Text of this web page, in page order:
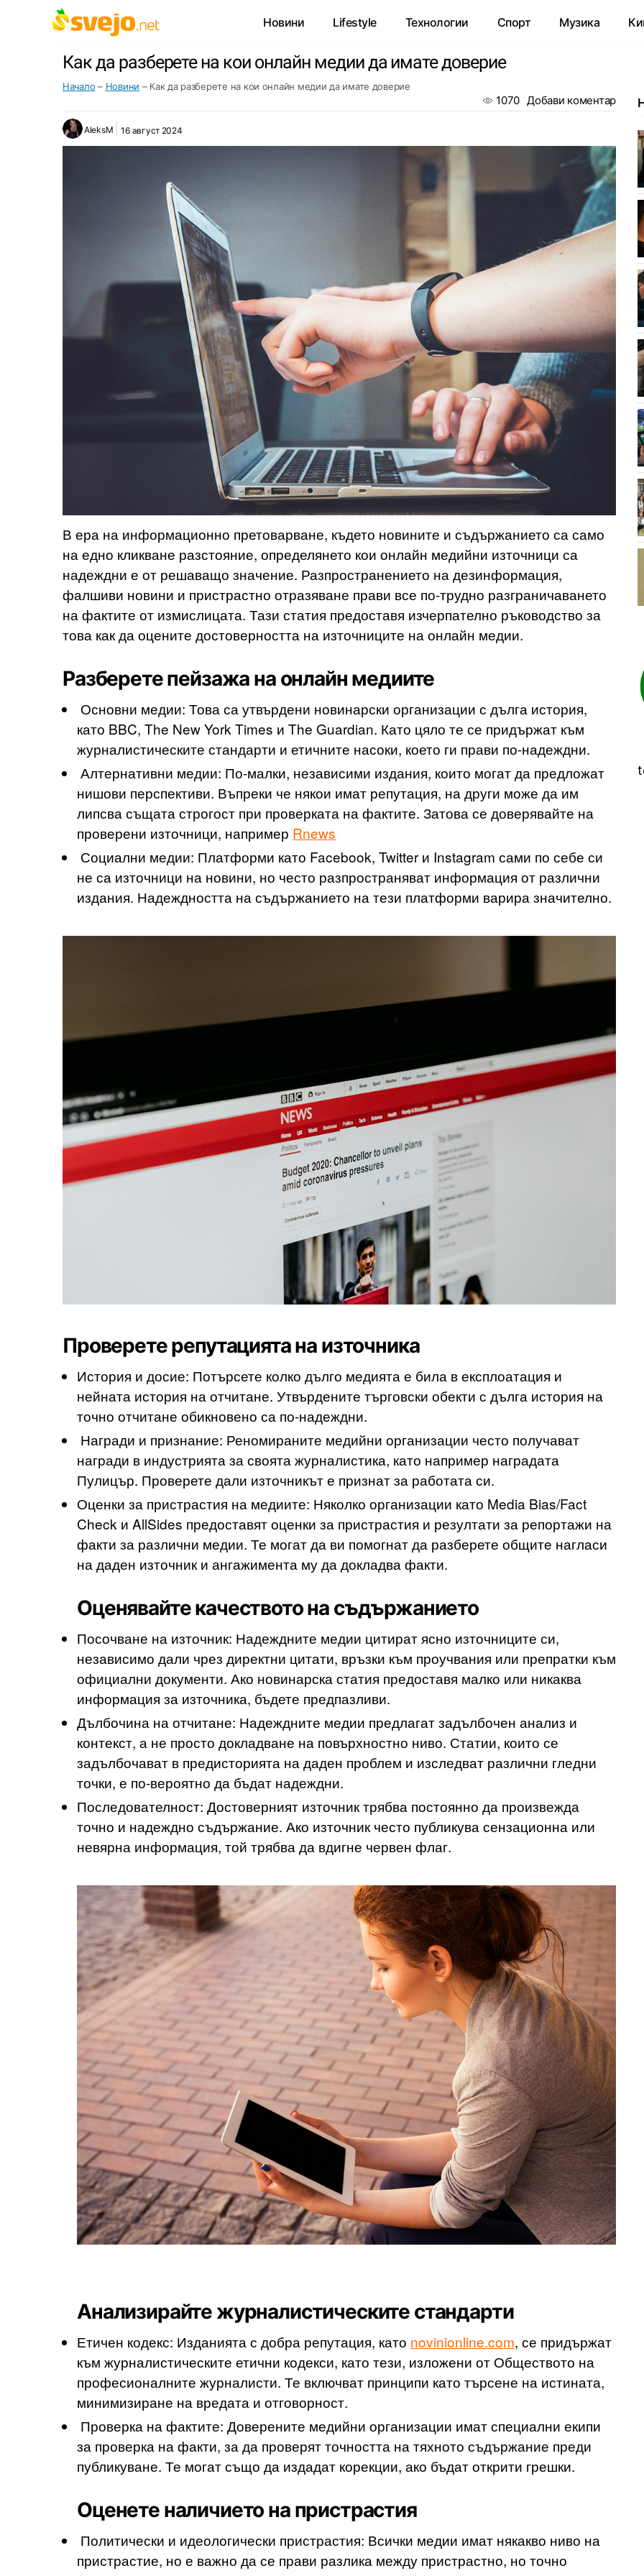
Новини Lifestyle Технологии Спорт Музика
Как да разберете на кои онлайн медии да имате доверие
Начало – Новини – Как да разберете на кои онлайн медии да имате доверие
1070 Добави коментар
AleksM 16 август 2024
В ера на информационно претоварване, където новините и съдържанието са само
на едно кликване разстояние, определянето кои онлайн медийни източници са
надеждни е от решаващо значение. Разпространението на дезинформация,
фалшиви новини и пристрастно отразяване прави все по-трудно разграничаването
на фактите от измислицата. Тази статия предоставя изчерпателно ръководство за
това как да оцените достоверността на източниците на онлайн медии.
Разберете пейзажа на онлайн медиите
Основни медии: Това са утвърдени новинарски организации с дълга история,
като BBC, The New York Times и The Guardian. Като цяло те се придържат към
журналистическите стандарти и етичните насоки, което ги прави по-надеждни.
Алтернативни медии: По-малки, независими издания, които могат да предложат
нишови перспективи. Въпреки че някои имат репутация, на други може да им
липсва същата строгост при проверката на фактите. Затова се доверявайте на
проверени източници, например Rnews
Социални медии: Платформи като Facebook, Twitter и Instagram сами по себе си
не са източници на новини, но често разпространяват информация от различни
издания. Надеждността на съдържанието на тези платформи варира значително.
Проверете репутацията на източника
История и досие: Потърсете колко дълго медията е била в експлоатация и
нейната история на отчитане. Утвърдените търговски обекти с дълга история на
точно отчитане обикновено са по-надеждни.
Награди и признание: Реномираните медийни организации често получават
награди в индустрията за своята журналистика, като например наградата
Пулицър. Проверете дали източникът е признат за работата си.
Оценки за пристрастия на медиите: Няколко организации като Media Bias/Fact
Check и AllSides предоставят оценки за пристрастия и резултати за репортажи на
факти за различни медии. Те могат да ви помогнат да разберете общите нагласи
на даден източник и ангажимента му да докладва факти.
Оценявайте качеството на съдържанието
Посочване на източник: Надеждните медии цитират ясно източниците си,
независимо дали чрез директни цитати, връзки към проучвания или препратки към
официални документи. Ако новинарска статия предоставя малко или никаква
информация за източника, бъдете предпазливи.
Дълбочина на отчитане: Надеждните медии предлагат задълбочен анализ и
контекст, а не просто докладване на повърхностно ниво. Статии, които се
задълбочават в предисторията на даден проблем и изследват различни гледни
точки, е по-вероятно да бъдат надеждни.
Последователност: Достоверният източник трябва постоянно да произвежда
точно и надеждно съдържание. Ако източник често публикува сензационна или
невярна информация, той трябва да вдигне червен флаг.
Анализирайте журналистическите стандарти
Етичен кодекс: Изданията с добра репутация, като novinionline.com, се придържат
към журналистическите етични кодекси, като тези, изложени от Обществото на
професионалните журналисти. Те включват принципи като търсене на истината,
минимизиране на вредата и отговорност.
Проверка на фактите: Доверените медийни организации имат специални екипи
за проверка на факти, за да проверят точността на тяхното съдържание преди
публикуване. Те могат също да издадат корекции, ако бъдат открити грешки.
Оценете наличието на пристрастия
Политически и идеологически пристрастия: Всички медии имат някакво ниво на
пристрастие, но е важно да се прави разлика между пристрастно, но точно